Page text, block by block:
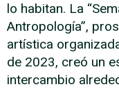
lo habitan. La
Antropología”,
artística
de 2023, creó un
intercambio